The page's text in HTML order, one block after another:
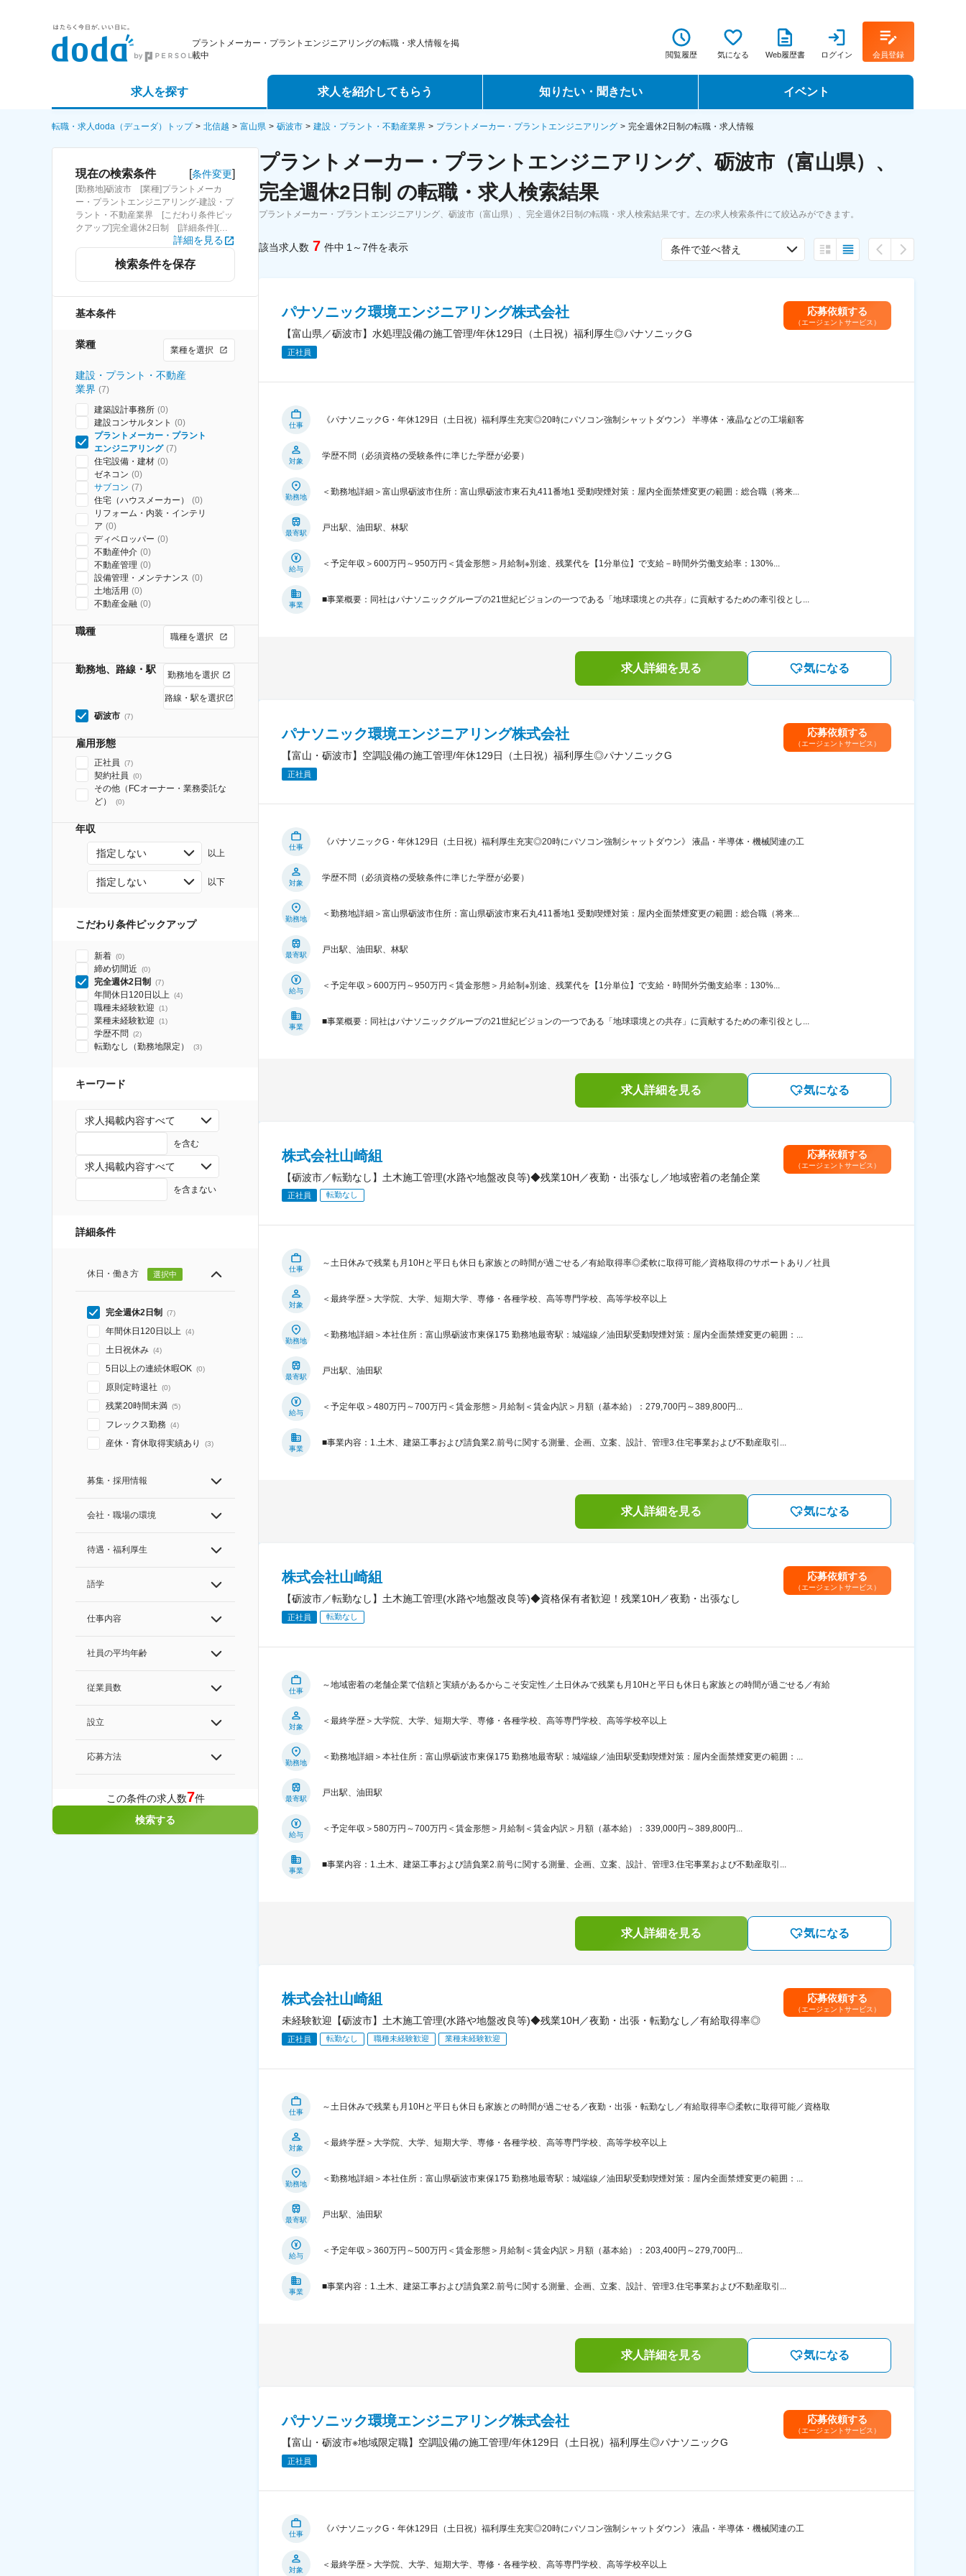
プラントメーカー・プラントエンジニアリングの転職・求人情報を掲
載中
閲覧履歴 気になる Web履歴書 ログイン 会員登録
求人を探す
詳細条件から探す
求人特集から探す
求人を紹介してもらう
エージェントサービス
スカウトサービス
パートナーエージェントサービス
知りたい・聞きたい
転職ノウハウ
データで見る転職
コラム・インタビュー
イベント
転職イベント・転職セミナー
転職フェア
転職・求人doda（デューダ）トップ 北信越 富山県 砺波市 建設・プラント・不動産業界 プラントメーカー・プラントエンジニアリング 完全週休2日制の転職・求人情報
現在の検索条件 [条件変更]
[勤務地]砺波市 [業種]プラントメーカ
ー・プラントエンジニアリング-建設・プ
ラント・不動産業界 [こだわり条件ピッ
クアップ]完全週休2日制 [詳細条件](休
日・働き方)完全週休2日制詳細を見る
検索条件を保存
基本条件
業種 業種を選択
建設・プラント・不動産
業界 (7)
建築設計事務所 (0)
建設コンサルタント (0)
プラントメーカー・プラント
エンジニアリング (7)
住宅設備・建材 (0)
ゼネコン (0)
サブコン (7)
住宅（ハウスメーカー）
(0)
リフォーム・内装・インテリ
ア (0)
ディベロッパー (0)
不動産仲介 (0)
不動産管理 (0)
設備管理・メンテナンス (0)
土地活用 (0)
不動産金融 (0)
職種 職種を選択
勤務地、路線・駅 勤務地を選択
路線・駅を選択
砺波市 (7)
雇用形態
正社員 (7)
契約社員 (0)
その他（FCオーナー・業務委託な
ど）
(0)
年収
指定しない 以上
指定しない 以下
こだわり条件ピックアップ
新着 (0)
締め切間近 (0)
完全週休2日制 (7)
年間休日120日以上 (4)
職種未経験歓迎 (1)
業種未経験歓迎 (1)
学歴不問 (2)
転勤なし（勤務地限定） (3)
キーワード
求人掲載内容すべて
を含む
求人掲載内容すべて
を含まない
詳細条件
休日・働き方 選択中
完全週休2日制 (7)
年間休日120日以上 (4)
土日祝休み (4)
5日以上の連続休暇OK (0)
原則定時退社 (0)
残業20時間未満 (5)
フレックス勤務 (4)
産休・育休取得実績あり (3)
募集・採用情報
会社・職場の環境
待遇・福利厚生
語学
仕事内容
社員の平均年齢
従業員数
設立
応募方法
この条件の求人数7件
検索する
プラントメーカー・プラントエンジニアリング、砺波市（富山県）、
完全週休2日制 の転職・求人検索結果
プラントメーカー・プラントエンジニアリング、砺波市（富山県）、完全週休2日制の転職・求人検索結果です。左の求人検索条件にて絞込みができます。
該当求人数 7 件中 1～7件を表示 条件で並べ替え
パナソニック環境エンジニアリング株式会社
【富山県／砺波市】水処理設備の施工管理/年休129日（土日祝）福利厚生◎パナソニックG
正社員
応募依頼する
（エージェントサービス）
仕事
《パナソニックG・年休129日（土日祝）福利厚生充実◎20時にパソコン強制シャットダウン》 半導体・液晶などの工場顧客
対象
学歴不問（必須資格の受験条件に準じた学歴が必要）
勤務地
＜勤務地詳細＞富山県砺波市住所：富山県砺波市東石丸411番地1 受動喫煙対策：屋内全面禁煙変更の範囲：総合職（将来...
最寄駅
戸出駅、油田駅、林駅
給与
＜予定年収＞600万円～950万円＜賃金形態＞月給制※別途、残業代を【1分単位】で支給－時間外労働支給率：130%...
事業
■事業概要：同社はパナソニックグループの21世紀ビジョンの一つである「地球環境との共存」に貢献するための牽引役とし...
求人詳細を見る 気になる
パナソニック環境エンジニアリング株式会社
【富山・砺波市】空調設備の施工管理/年休129日（土日祝）福利厚生◎パナソニックG
正社員
応募依頼する
（エージェントサービス）
仕事
《パナソニックG・年休129日（土日祝）福利厚生充実◎20時にパソコン強制シャットダウン》 液晶・半導体・機械関連の工
対象
学歴不問（必須資格の受験条件に準じた学歴が必要）
勤務地
＜勤務地詳細＞富山県砺波市住所：富山県砺波市東石丸411番地1 受動喫煙対策：屋内全面禁煙変更の範囲：総合職（将来...
最寄駅
戸出駅、油田駅、林駅
給与
＜予定年収＞600万円～950万円＜賃金形態＞月給制※別途、残業代を【1分単位】で支給・時間外労働支給率：130%...
事業
■事業概要：同社はパナソニックグループの21世紀ビジョンの一つである「地球環境との共存」に貢献するための牽引役とし...
求人詳細を見る 気になる
株式会社山崎組
【砺波市／転勤なし】土木施工管理(水路や地盤改良等)◆残業10H／夜勤・出張なし／地域密着の老舗企業
正社員 転勤なし
応募依頼する
（エージェントサービス）
仕事
～土日休みで残業も月10Hと平日も休日も家族との時間が過ごせる／有給取得率◎柔軟に取得可能／資格取得のサポートあり／社員
対象
＜最終学歴＞大学院、大学、短期大学、専修・各種学校、高等専門学校、高等学校卒以上
勤務地
＜勤務地詳細＞本社住所：富山県砺波市東保175 勤務地最寄駅：城端線／油田駅受動喫煙対策：屋内全面禁煙変更の範囲：...
最寄駅
戸出駅、油田駅
給与
＜予定年収＞480万円～700万円＜賃金形態＞月給制＜賃金内訳＞月額（基本給）：279,700円～389,800円...
事業
■事業内容：1.土木、建築工事および請負業2.前号に関する測量、企画、立案、設計、管理3.住宅事業および不動産取引...
求人詳細を見る 気になる
株式会社山崎組
【砺波市／転勤なし】土木施工管理(水路や地盤改良等)◆資格保有者歓迎！残業10H／夜勤・出張なし
正社員 転勤なし
応募依頼する
（エージェントサービス）
仕事
～地域密着の老舗企業で信頼と実績があるからこそ安定性／土日休みで残業も月10Hと平日も休日も家族との時間が過ごせる／有給
対象
＜最終学歴＞大学院、大学、短期大学、専修・各種学校、高等専門学校、高等学校卒以上
勤務地
＜勤務地詳細＞本社住所：富山県砺波市東保175 勤務地最寄駅：城端線／油田駅受動喫煙対策：屋内全面禁煙変更の範囲：...
最寄駅
戸出駅、油田駅
給与
＜予定年収＞580万円～700万円＜賃金形態＞月給制＜賃金内訳＞月額（基本給）：339,000円～389,800円...
事業
■事業内容：1.土木、建築工事および請負業2.前号に関する測量、企画、立案、設計、管理3.住宅事業および不動産取引...
求人詳細を見る 気になる
株式会社山崎組
未経験歓迎【砺波市】土木施工管理(水路や地盤改良等)◆残業10H／夜勤・出張・転勤なし／有給取得率◎
正社員 転勤なし 職種未経験歓迎 業種未経験歓迎
応募依頼する
（エージェントサービス）
仕事
～土日休みで残業も月10Hと平日も休日も家族との時間が過ごせる／夜勤・出張・転勤なし／有給取得率◎柔軟に取得可能／資格取
対象
＜最終学歴＞大学院、大学、短期大学、専修・各種学校、高等専門学校、高等学校卒以上
勤務地
＜勤務地詳細＞本社住所：富山県砺波市東保175 勤務地最寄駅：城端線／油田駅受動喫煙対策：屋内全面禁煙変更の範囲：...
最寄駅
戸出駅、油田駅
給与
＜予定年収＞360万円～500万円＜賃金形態＞月給制＜賃金内訳＞月額（基本給）：203,400円～279,700円...
事業
■事業内容：1.土木、建築工事および請負業2.前号に関する測量、企画、立案、設計、管理3.住宅事業および不動産取引...
求人詳細を見る 気になる
パナソニック環境エンジニアリング株式会社
【富山・砺波市※地域限定職】空調設備の施工管理/年休129日（土日祝）福利厚生◎パナソニックG
正社員
応募依頼する
（エージェントサービス）
仕事
《パナソニックG・年休129日（土日祝）福利厚生充実◎20時にパソコン強制シャットダウン》 液晶・半導体・機械関連の工
対象
＜最終学歴＞大学院、大学、短期大学、専修・各種学校、高等専門学校、高等学校卒以上